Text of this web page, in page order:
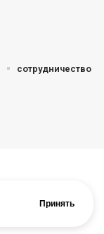
Принять
сотрудничество